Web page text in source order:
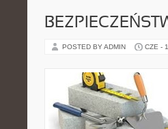
POSTED BY ADMIN CZE -